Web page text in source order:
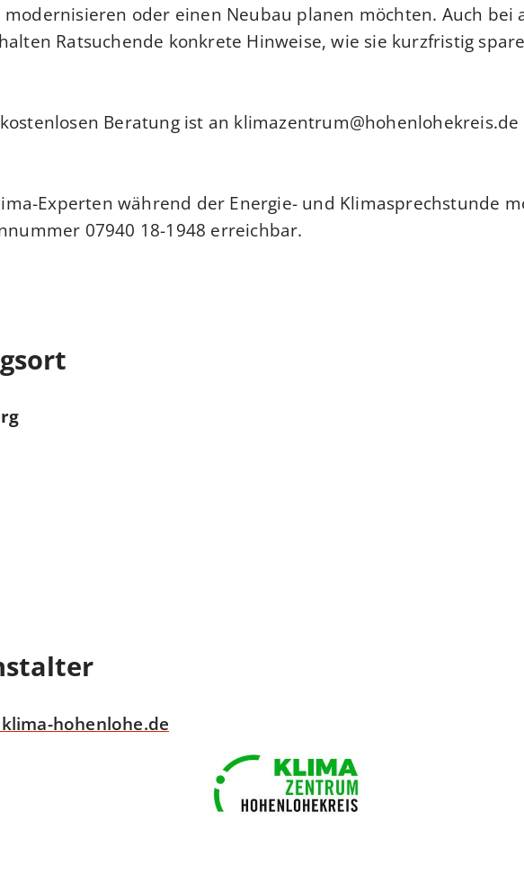
oder einen Neubau planen möchten. Auch bei
Ratsuchende konkrete Hinweise, wie sie kurzfristig
Beratung ist an klimazentrum@hohenlohekreis.de
Experten während der Energie- und Klimasprechstunde
07940 18-1948 erreichbar.
hohenlohe.de